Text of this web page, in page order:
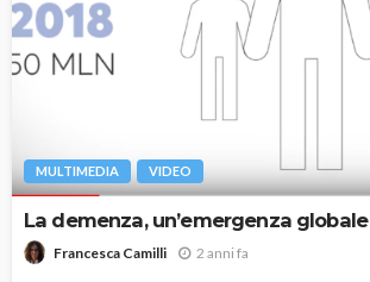
MULTIMEDIA VIDEO
La demenza, un’emergenza globale
Francesca Camilli 2 anni fa